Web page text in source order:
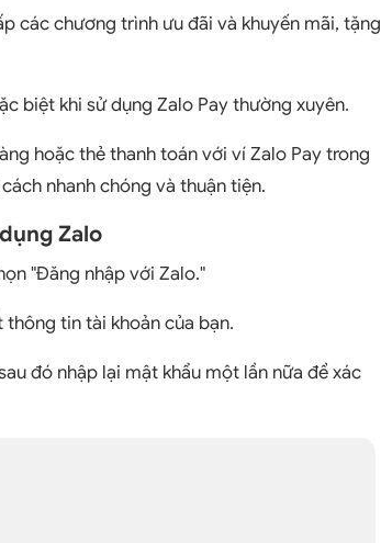
các chương trình ưu đãi và khuyến mãi, tặng
biệt khi sử dụng Zalo Pay thường xuyên.
hoặc thẻ thanh toán với ví Zalo Pay trong
nhanh chóng và thuận tiện.
Zalo
"Đăng nhập với Zalo."
tin tài khoản của bạn.
đó nhập lại mật khẩu một lần nữa để xác